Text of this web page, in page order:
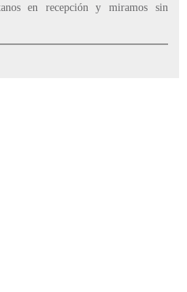
en recepción y miramos sin